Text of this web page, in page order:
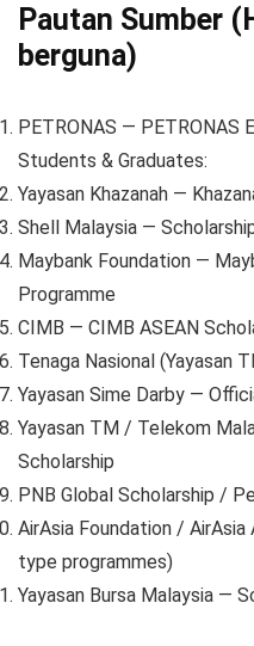
Pautan Sumber
berguna)
PETRONAS — PETRONAS
Students & Graduates:
Yayasan Khazanah —
Shell Malaysia —
Maybank Foundation —
Programme
CIMB — CIMB ASEAN
Tenaga Nasional (Yayasan
Yayasan Sime Darby —
Yayasan TM / Telekom
Scholarship
PNB Global Scholarship /
AirAsia Foundation /
type programmes)
Yayasan Bursa Malaysia —